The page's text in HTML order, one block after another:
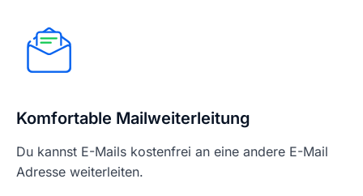
Komfortable Mailweiterleitung
Du kannst E-Mails kostenfrei an eine andere E-Mail
Adresse weiterleiten.